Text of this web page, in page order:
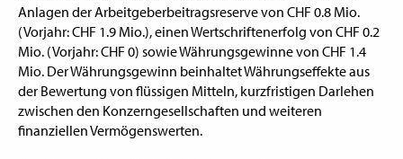
Anlagen der Arbeitgeberbeitragsreserve von CHF 0.8 Mio.
(Vorjahr: CHF 1.9 Mio.), einen Wertschriftenerfolg von CHF 0.2
Mio. (Vorjahr: CHF 0) sowie Währungsgewinne von CHF 1.4
Mio. Der Währungsgewinn beinhaltet Währungseffekte aus
der Bewertung von flüssigen Mitteln, kurzfristigen Darlehen
zwischen den Konzerngesellschaften und weiteren
finanziellen Vermögenswerten.